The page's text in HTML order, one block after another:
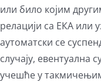
или било којим
релацији са ЕКА или
аутоматски се
случају, евентуална
учешће у